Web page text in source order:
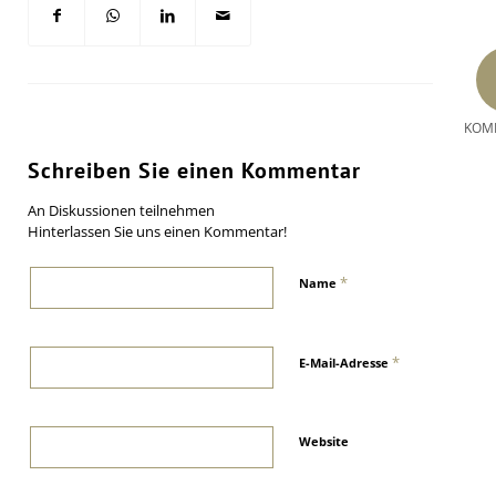
Schreiben Sie einen Kommentar
An Diskussionen teilnehmen
Hinterlassen Sie uns einen Kommentar!
Name *
E-Mail-Adresse *
Website